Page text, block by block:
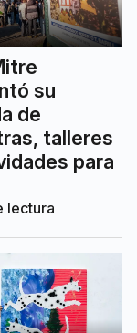
su
de
talleres
para
lectura